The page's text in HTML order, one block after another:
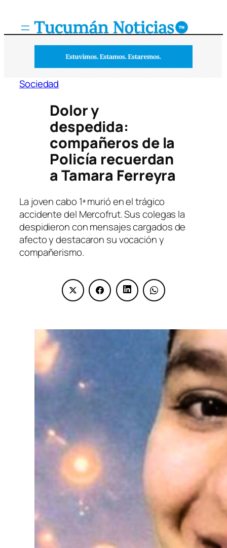
Sociedad
Dolor y
despedida:
compañeros de la
Policía recuerdan
a Tamara Ferreyra
La joven cabo 1ª murió en el trágico
accidente del Mercofrut. Sus colegas la
despidieron con mensajes cargados de
afecto y destacaron su vocación y
compañerismo.